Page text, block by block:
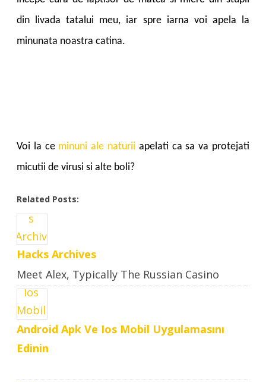
din livada tatalui meu, iar spre iarna voi apela la
minunata noastra catina.
Voi la ce minuni ale naturii apelati ca sa va protejati
micutii de virusi si alte boli?
Related Posts:
Hacks Archives
Meet Alex, Typically The Russian Casino
Hacker Who Makes Large ..
Android Apk Ve Ios Mobil Uygulamasını
Edinin